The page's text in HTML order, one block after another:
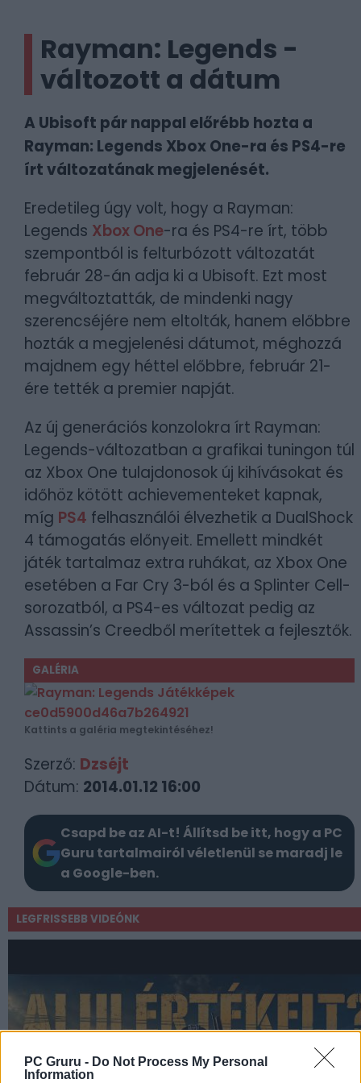
PC Gruru - Do Not Process My Personal
Information
Rayman: Legends -
változott a dátum
A Ubisoft pár nappal előrébb hozta a
Rayman: Legends Xbox One-ra és PS4-re
írt változatának megjelenését.
Eredetileg úgy volt, hogy a Rayman:
Legends Xbox One-ra és PS4-re írt, több
szempontból is felturbózott változatát
február 28-án adja ki a Ubisoft. Ezt most
megváltoztatták, de mindenki nagy
szerencséjére nem eltolták, hanem előbbre
hozták a megjelenési dátumot, méghozzá
majdnem egy héttel előbbre, február 21-
ére tették a premier napját.
Az új generációs konzolokra írt Rayman:
Legends-változatban a grafikai tuningon túl
az Xbox One tulajdonosok új kihívásokat és
időhöz kötött achievementeket kapnak,
míg PS4 felhasználói élvezhetik a DualShock
4 támogatás előnyeit. Emellett mindkét
játék tartalmaz extra ruhákat, az Xbox One
esetében a Far Cry 3-ból és a Splinter Cell-
sorozatból, a PS4-es változat pedig az
Assassin’s Creedből merítettek a fejlesztők.
GALÉRIA
Kattints a galéria megtekintéséhez!
Szerző: Dzséjt
Dátum: 2014.01.12 16:00
Csapd be az AI-t! Állítsd be itt, hogy a PC
Guru tartalmairól véletlenül se maradj le
a Google-ben.
LEGFRISSEBB VIDEÓNK